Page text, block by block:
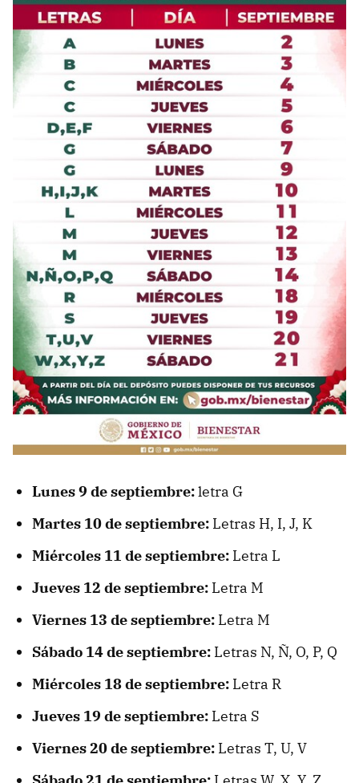
Lunes 9 de septiembre:letra G
Martes 10 de septiembre: Letras H, I, J, K
Miércoles 11 de septiembre: Letra L
Jueves 12 de septiembre: Letra M
Viernes 13 de septiembre: Letra M
Sábado 14 de septiembre: Letras N, Ñ, O, P, Q
Miércoles 18 de septiembre: Letra R
Jueves 19 de septiembre: Letra S
Viernes 20 de septiembre: Letras T, U, V